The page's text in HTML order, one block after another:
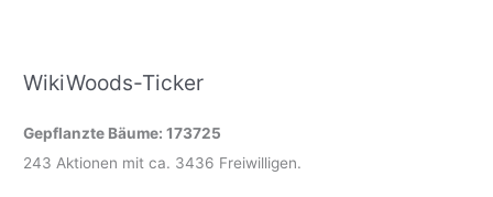
WikiWoods-Ticker
Gepflanzte Bäume: 173725
243 Aktionen mit ca. 3436 Freiwilligen.